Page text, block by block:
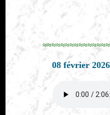
08 février 2026